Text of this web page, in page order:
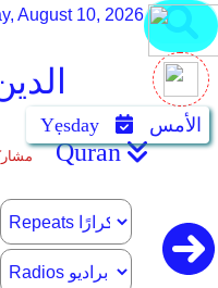
August 10, 2026
Yẹsday الأمس
Quran